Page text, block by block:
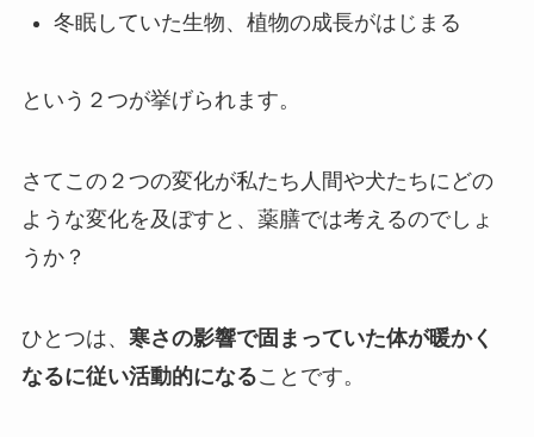
冬眠していた生物、植物の成長がはじまる
という２つが挙げられます。
さてこの２つの変化が私たち人間や犬たちにどの
ような変化を及ぼすと、薬膳では考えるのでしょ
うか？
ひとつは、 寒さの影響で固まっていた体が暖かく
なるに従い活動的になることです。